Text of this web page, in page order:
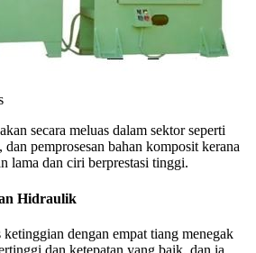
secara meluas dalam sektor seperti
dan pemprosesan bahan komposit kerana
lama dan ciri berprestasi tinggi.
Hidraulik
ketinggian dengan empat tiang menegak
dan ketepatan yang baik, dan ia